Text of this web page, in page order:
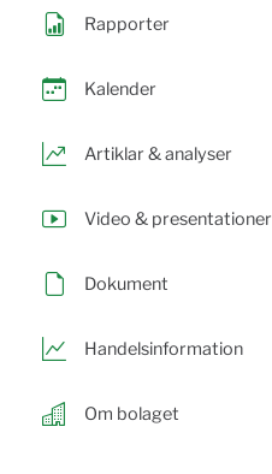
Rapporter
Kalender
Artiklar & analyser
Video & presentationer
Dokument
Handelsinformation
Om bolaget